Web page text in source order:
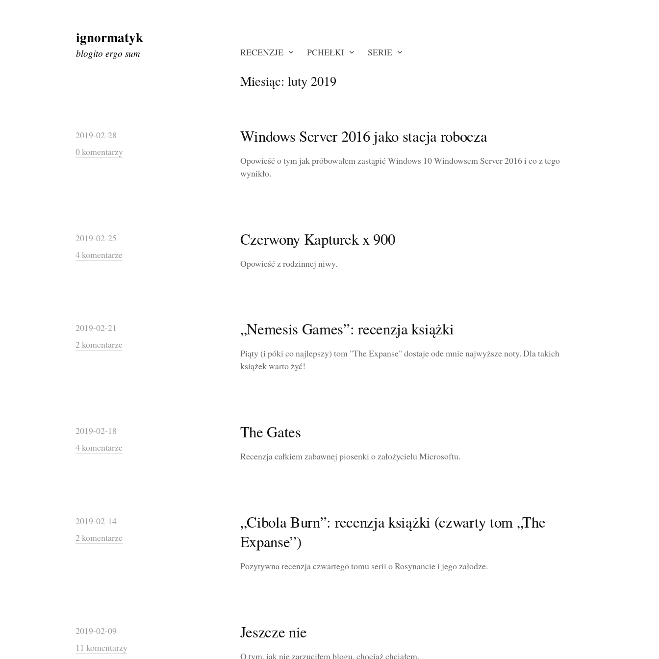
Skip
to
content
ignormatyk
blogito ergo sum RECENZJE PCHEŁKI SERIE
Miesiąc: luty 2019
2019-02-28
0 komentarzy
Windows Server 2016 jako stacja robocza
Opowieść o tym jak próbowałem zastąpić Windows 10 Windowsem Server 2016 i co z tego
wynikło.
2019-02-25
4 komentarze
Czerwony Kapturek x 900
Opowieść z rodzinnej niwy.
2019-02-21
2 komentarze
„Nemesis Games”: recenzja książki
Piąty (i póki co najlepszy) tom "The Expanse" dostaje ode mnie najwyższe noty. Dla takich
książek warto żyć!
2019-02-18
4 komentarze
The Gates
Recenzja całkiem zabawnej piosenki o założycielu Microsoftu.
2019-02-14
2 komentarze
„Cibola Burn”: recenzja książki (czwarty tom „The
Expanse”)
Pozytywna recenzja czwartego tomu serii o Rosynancie i jego załodze.
2019-02-09
11 komentarzy
Jeszcze nie
O tym, jak nie zarzuciłem blogu, chociaż chciałem.